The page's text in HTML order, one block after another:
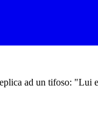
ad un tifoso: "Lui